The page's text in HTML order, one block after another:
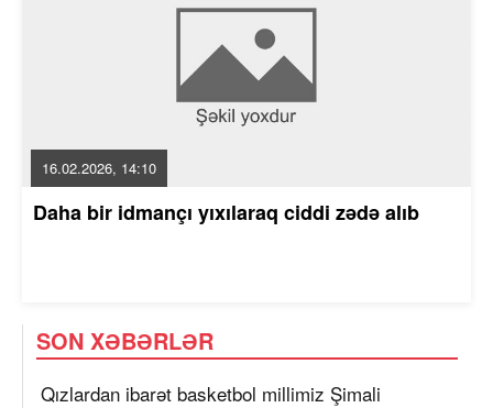
16.02.2026, 14:10
Daha bir idmançı yıxılaraq ciddi zədə alıb
SON XƏBƏRLƏR
Qızlardan ibarət basketbol millimiz Şimali